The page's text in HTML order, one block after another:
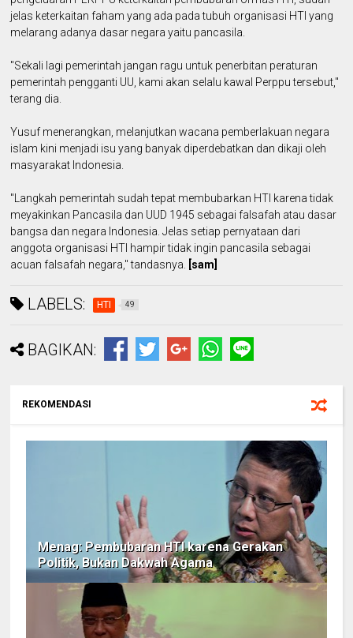
jelas keterkaitan faham yang ada pada tubuh organisasi HTI yang
melarang adanya dasar negara yaitu pancasila.
"Sekali lagi pemerintah jangan ragu untuk penerbitan peraturan
pemerintah pengganti UU, kami akan selalu kawal Perppu tersebut,"
terang dia.
Yusuf menerangkan, melanjutkan wacana pemberlakuan negara
islam kini menjadi isu yang banyak diperdebatkan dan dikaji oleh
masyarakat Indonesia.
"Langkah pemerintah sudah tepat membubarkan HTI karena tidak
meyakinkan Pancasila dan UUD 1945 sebagai falsafah atau dasar
bangsa dan negara Indonesia. Jelas setiap pernyataan dari
anggota organisasi HTI hampir tidak ingin pancasila sebagai
acuan falsafah negara," tandasnya.
[sam]
LABELS: HTI 49
BAGIKAN:
REKOMENDASI
Menag: Pembubaran HTI karena Gerakan
Politik, Bukan Dakwah Agama